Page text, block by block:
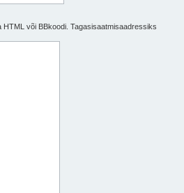
või BBkoodi. Tagasisaatmisaadressiks